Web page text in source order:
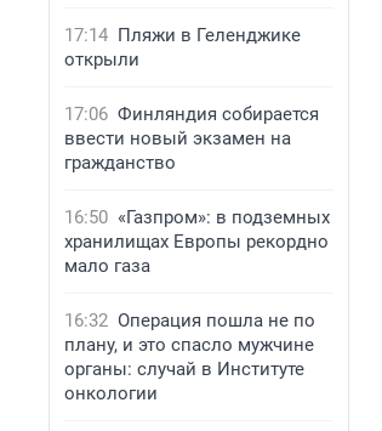
17:14 Пляжи в Геленджике
открыли
17:06 Финляндия собирается
ввести новый экзамен на
гражданство
16:50 «Газпром»: в подземных
хранилищах Европы рекордно
мало газа
16:32 Операция пошла не по
плану, и это спасло мужчине
органы: случай в Институте
онкологии